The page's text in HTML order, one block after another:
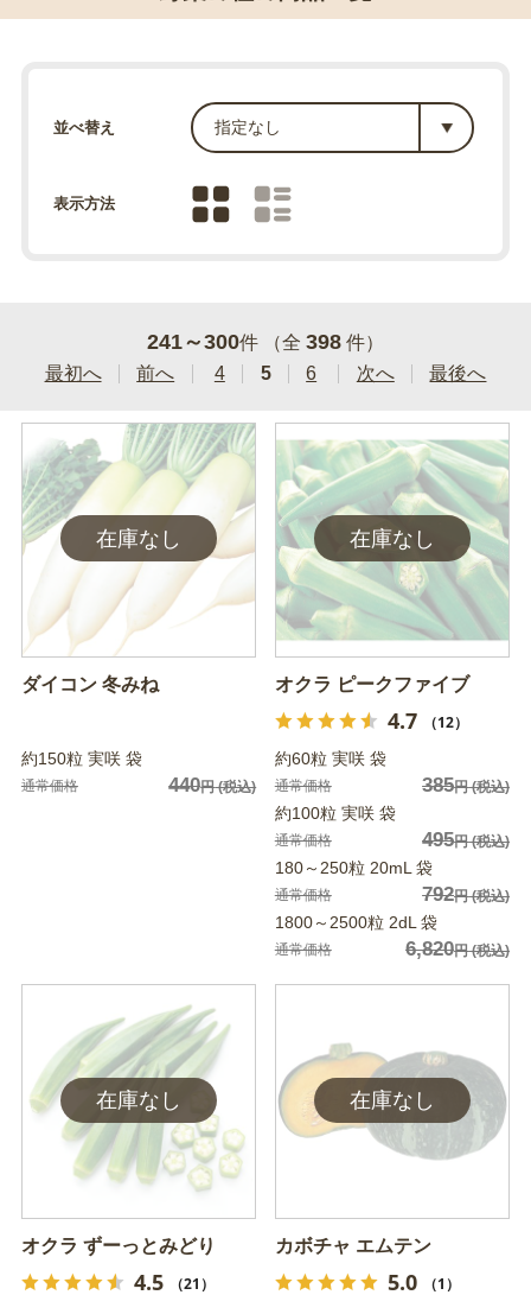
並べ替え
表示方法
241～300件 （全 398 件）
最初へ
前へ 4 5 6 次へ 最後へ
ダイコン 冬みね
約150粒 実咲 袋
通常価格 440円(税込)
オクラ ピークファイブ
4.7 （12）
約60粒 実咲 袋
通常価格 385円(税込)
約100粒 実咲 袋
通常価格 495円(税込)
180～250粒 20mL 袋
通常価格 792円(税込)
1800～2500粒 2dL 袋
通常価格 6,820円(税込)
オクラ ずーっとみどり
4.5 （21）
カボチャ エムテン
5.0 （1）